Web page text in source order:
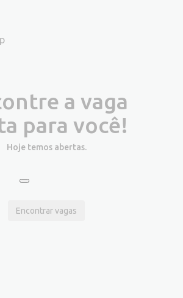
a vaga
para você!
Hoje temos abertas.
Encontrar vagas